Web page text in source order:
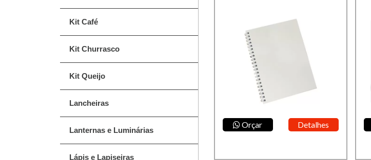
Kit Café
Kit Churrasco
Kit Queijo
Lancheiras
Lanternas e Luminárias
Lápis e Lapiseiras
Orçar Detalhes